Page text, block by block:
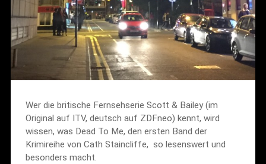
Wer die britische Fernsehserie Scott & Bailey (im
Original auf ITV, deutsch auf ZDFneo) kennt, wird
wissen, was Dead To Me, den ersten Band der
Krimireihe von Cath Staincliffe, so lesenswert und
besonders macht.